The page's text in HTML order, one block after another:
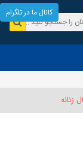
زنانه
کانال ما در تلگرام